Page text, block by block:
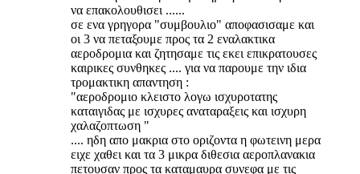
να επακολουθισει ......
σε ενα γρηγορα "συμβουλιο" αποφασισαμε και
οι 3 να πεταξουμε προς τα 2 εναλακτικα
αεροδρομια και ζητησαμε τις εκει επικρατουσες
καιρικες συνθηκες .... για να παρουμε την ιδια
τρομακτικη απαντηση :
"αεροδρομιο κλειστο λογω ισχυροτατης
καταιγιδας με ισχυρες αναταραξεις και ισχυρη
χαλαζοπτωση "
.... ηδη απο μακρια στο οριζοντα η φωτεινη μερα
ειχε χαθει και τα 3 μικρα διθεσια αεροπλανακια
πετουσαν προς τα καταμαυρα συνεφα με τις